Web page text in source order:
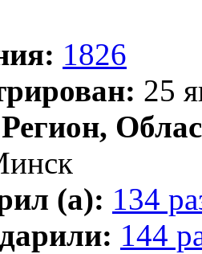
1826
25
(а): 134
144